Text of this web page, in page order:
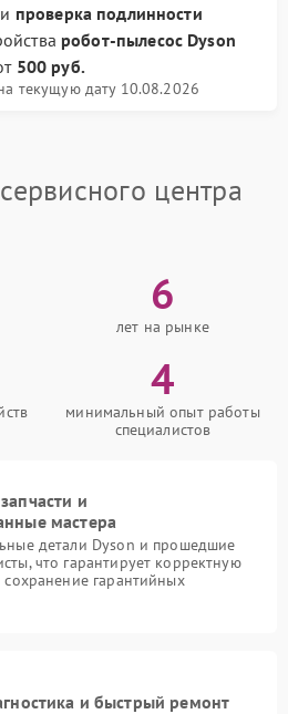
проверка подлинности
робот-пылесос Dyson
500 руб.
текущую дату 10.08.2026
центра
6
лет на рынке
4
минимальный опыт работы
специалистов
и
мастера
детали Dyson и прошедшие
что гарантирует корректную
гарантийных
и быстрый ремонт